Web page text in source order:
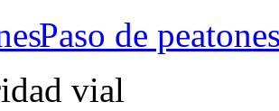
Paso de
vial